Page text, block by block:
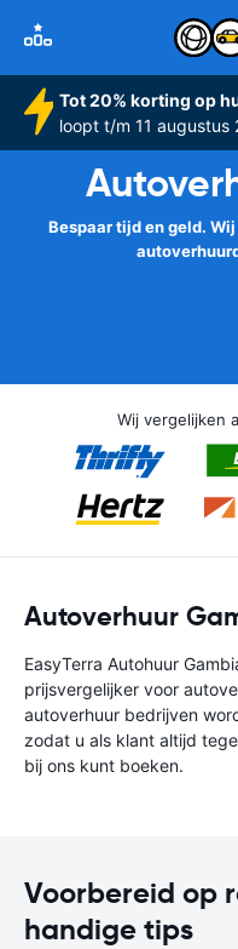
Tot 20% korting op
loopt t/m 11
Bespaar tijd en geld.
Wij vergelijken
Autoverhuur
EasyTerra Autohuur
prijsvergelijker voor
autoverhuur bedrijven
zodat u als klant altijd
bij ons kunt boeken.
Voorbereid op
handige tips